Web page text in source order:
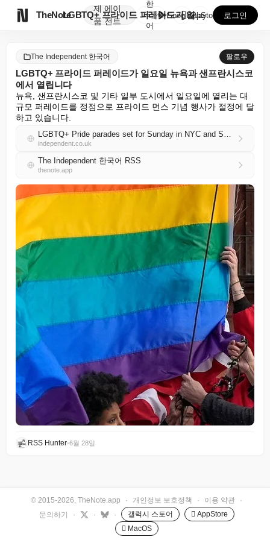
TheNote
제
품
에이
전트
LGBTQ+ 프라이드 퍼레이드가 일요일 뉴욕과 샌프란시...
한
국
어
GooglePlay
AppStore 로그인
The Independent 한국어 팔로우
LGBTQ+ 프라이드 퍼레이드가 일요일 뉴욕과 샌프란시스코
에서 열립니다
뉴욕, 샌프란시스코 및 기타 일부 도시에서 일요일에 열리는 대
규모 퍼레이드를 정점으로 프라이드 먼스 기념 행사가 절정에 달
하고 있습니다.
LGBTQ+ Pride parades set for Sunday in NYC and San Francisco
independent.co.uk
The Independent 한국어 RSS
thenote.app
RSS Hunter•6월 28일
© 2015-2026, TheNote.app · 개인정보 보호정책 · 이용 약관
·
문의하기
· · · 갤럭시 스토어
 AppStore
 MacOS